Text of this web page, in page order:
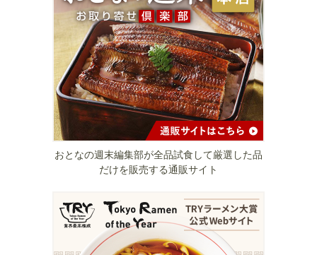
おとなの週末編集部が全品試食して厳選した品
だけを販売する通販サイト